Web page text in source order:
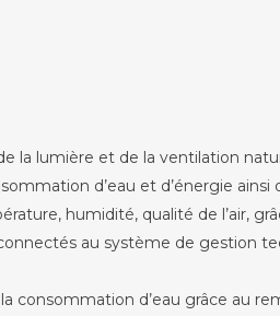
la lumière et de la ventilation
d’eau et d’énergie
humidité, qualité de l’air,
au système de gestion
consommation d’eau grâce au